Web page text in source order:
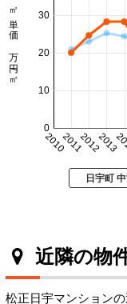
2010201120122013
0
10
20
30
㎡単価 万円/㎡
日宇町
近隣の物
松正日宇マンション